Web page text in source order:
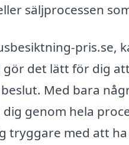
säljprocessen
pris.se,
gör det lätt för dig
Med bara
genom hela
tryggare med att